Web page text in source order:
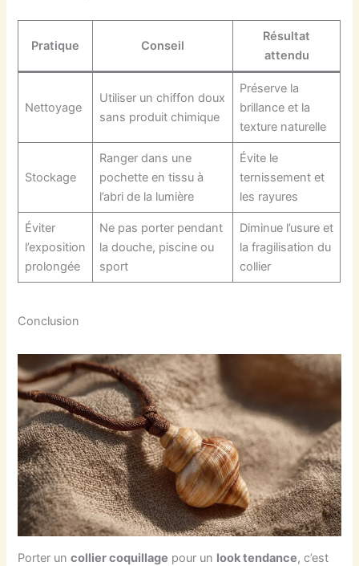
Pratique Conseil
Résultat
attendu
Nettoyage
Utiliser un chiffon doux
sans produit chimique
Préserve la
brillance et la
texture naturelle
Stockage
Ranger dans une
pochette en tissu à
l’abri de la lumière
Évite le
ternissement et
les rayures
Éviter
l’exposition
prolongée
Ne pas porter pendant
la douche, piscine ou
sport
Diminue l’usure et
la fragilisation du
collier
Conclusion
Porter uncollier coquillage pour un look tendance, c’est